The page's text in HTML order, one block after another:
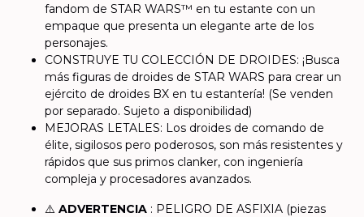
fandom de STAR WARS™ en tu estante con un
empaque que presenta un elegante arte de los
personajes.
CONSTRUYE TU COLECCIÓN DE DROIDES: ¡Busca
más figuras de droides de STAR WARS para crear un
ejército de droides BX en tu estantería! (Se venden
por separado. Sujeto a disponibilidad)
MEJORAS LETALES: Los droides de comando de
élite, sigilosos pero poderosos, son más resistentes y
rápidos que sus primos clanker, con ingeniería
compleja y procesadores avanzados.
⚠️ ADVERTENCIA : PELIGRO DE ASFIXIA (piezas